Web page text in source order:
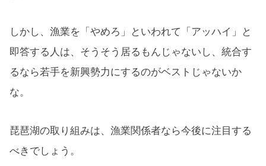
しかし、漁業を「やめろ」といわれて「アッハイ」と
即答する人は、そうそう居るもんじゃないし、統合す
るなら若手を新興勢力にするのがベストじゃないか
な。
琵琶湖の取り組みは、漁業関係者なら今後に注目する
べきでしょう。